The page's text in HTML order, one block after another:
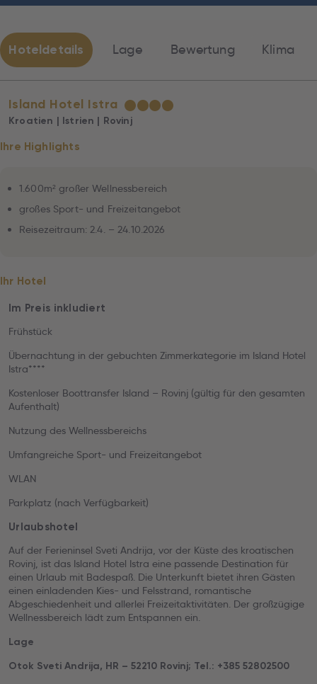
Hoteldetails Lage Bewertung Klima
Island Hotel Istra ★★★★
Kroatien | Istrien | Rovinj
Ihre Highlights
1.600m² großer Wellnessbereich
großes Sport- und Freizeitangebot
Reisezeitraum: 2.4. – 24.10.2026
Ihr Hotel
Im Preis inkludiert
Frühstück
Übernachtung in der gebuchten Zimmerkategorie im Island Hotel
Istra****
Kostenloser Boottransfer Island – Rovinj (gültig für den gesamten
Aufenthalt)
Nutzung des Wellnessbereichs
Umfangreiche Sport- und Freizeitangebot
WLAN
Parkplatz (nach Verfügbarkeit)
Urlaubshotel
Auf der Ferieninsel Sveti Andrija, vor der Küste des kroatischen
Rovinj, ist das Island Hotel Istra eine passende Destination für
einen Urlaub mit Badespaß. Die Unterkunft bietet ihren Gästen
einen einladenden Kies- und Felsstrand, romantische
Abgeschiedenheit und allerlei Freizeitaktivitäten. Der großzügige
Wellnessbereich lädt zum Entspannen ein.
Lage
Otok Sveti Andrija, HR – 52210 Rovinj; Tel.: +385 52802500